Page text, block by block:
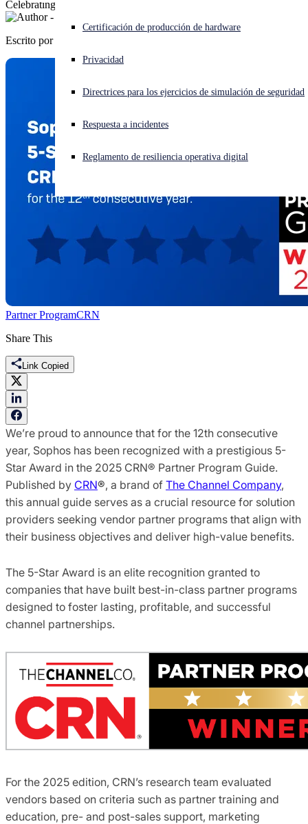
¿Está sufriendo un ciberataque? Obtenga ayuda ahora mismo
Iniciar sesión
Open language switcher
Certificación de producción de hardware
Privacidad
Directrices para los ejercicios de simulación de seguridad
Respuesta a incidentes
Reglamento de resiliencia operativa digital
Celebrating 12 Consecutive Years of 5-Star Recognition from CRN
Escrito por
Partner ProgramCRN
Share This
Link Copied
We’re proud to announce that for the 12th consecutive
year, Sophos has been recognized with a prestigious 5-
Star Award in the 2025 CRN® Partner Program Guide.
Published by CRN®, a brand of The Channel Company,
this annual guide serves as a crucial resource for solution
providers seeking vendor partner programs that align with
their business objectives and deliver high-value benefits.
The 5-Star Award is an elite recognition granted to
companies that have built best-in-class partner programs
designed to foster lasting, profitable, and successful
channel partnerships.
For the 2025 edition, CRN’s research team evaluated
vendors based on criteria such as partner training and
education, pre- and post-sales support, marketing